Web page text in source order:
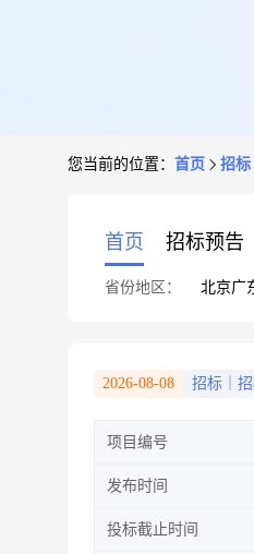
您当前的位置： 首页 招标
首页 招标预告
省份地区： 北京广
2026-08-08 招标｜
项目编号
发布时间
投标截止时间